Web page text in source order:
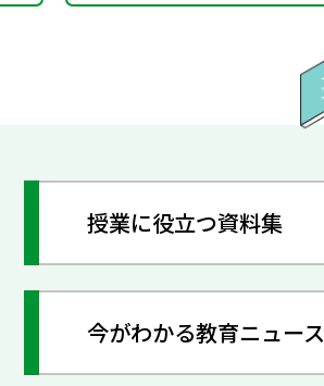
授業に役立つ資料集
今がわかる教育ニュース